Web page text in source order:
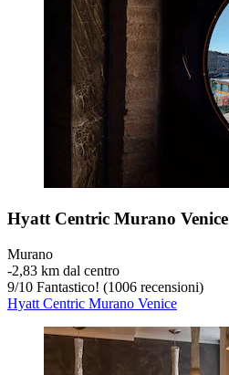
Hyatt Centric Murano Venice
Murano
‐2,83 km dal centro
9/10 Fantastico! (1006 recensioni)
Hyatt Centric Murano Venice